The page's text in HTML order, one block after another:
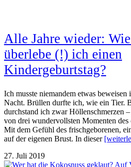
Alle Jahre wieder:
überlebe (!) ich einen
Kindergeburtstag?
Ich musste niemandem etwas
Nacht. Brüllen durfte ich, wie ein Tier.
durchstand ich zwar Höllenschmerzen
von drei wundervollsten Momenten des
Mit dem Gefühl des frischgeborenen,
auf der eigenen Brust. In dieser
27. Juli 2019